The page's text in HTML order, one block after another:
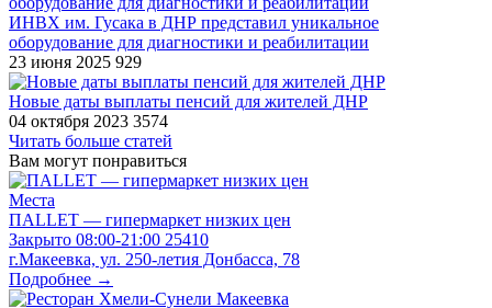
ИНВХ им. Гусака в ДНР представил уникальное
оборудование для диагностики и реабилитации
23 июня 2025 929
​Новые даты выплаты пенсий для жителей ДНР
04 октября 2023 3574
Читать больше статей
Вам могут понравиться
Места
ПАLLЕТ — гипермаркет низких цен
Закрыто 08:00-21:00 25410
г.Макеевка, ул. 250-летия Донбасса, 78
Подробнее →